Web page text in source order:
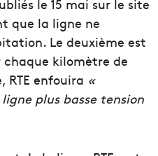
le 15 mai sur le site
que la ligne ne
Le deuxième est
kilomètre de
RTE enfouira «
plus basse tension